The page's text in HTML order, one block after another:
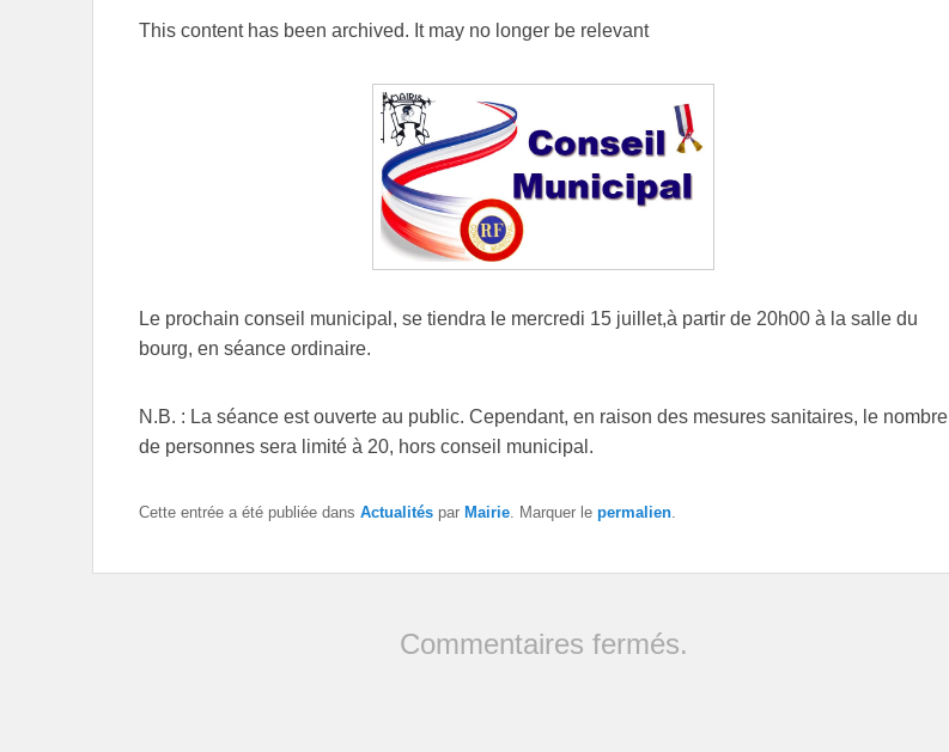
This content has been archived. It may no longer be relevant
Le prochain conseil municipal, se tiendra le mercredi 15 juillet,à partir de 20h00 à la salle du
bourg, en séance ordinaire.
N.B. : La séance est ouverte au public. Cependant, en raison des mesures sanitaires, le nombre
de personnes sera limité à 20, hors conseil municipal.
Cette entrée a été publiée dans Actualités par Mairie . Marquer le permalien
Commentaires fermés.